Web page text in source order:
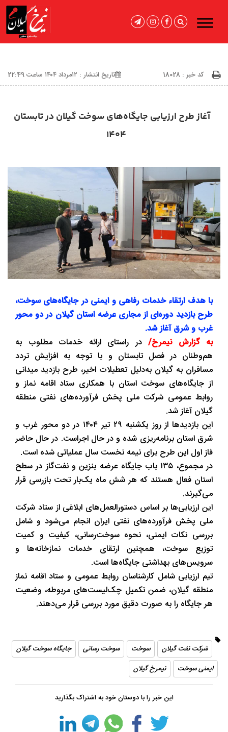
کد خبر : 18028 تاریخ انتشار : ۱۲مرداد ۱۴۰۴ ساعت 22:49
آغاز طرح ارزیابی جایگاه‌های سوخت گیلان در تابستان
۱۴۰۴
با هدف ارتقاء خدمات رفاهی و ایمنی در جایگاه‌های سوخت،
طرح بازدید دوره‌ای از مجاری عرضه استان گیلان در دو محور
غرب و شرق آغاز شد.
به گزارش نیمرخ/ در راستای ارائه خدمات مطلوب به
هم‌وطنان در فصل تابستان و با توجه به افزایش تردد
مسافران به گیلان به‌دلیل تعطیلات اخیر، طرح بازدید میدانی
از جایگاه‌های سوخت استان با همکاری ستاد اقامه نماز و
روابط عمومی شرکت ملی پخش فرآورده‌های نفتی منطقه
گیلان آغاز شد.
این بازدیدها از روز یکشنبه ۲۹ تیر ۱۴۰۴ در دو محور غرب و
شرق استان برنامه‌ریزی شده و در حال اجراست. در حال حاضر
فاز اول این طرح برای نیمه نخست سال عملیاتی شده است.
در مجموع، ۱۳۵ باب جایگاه عرضه بنزین و نفت‌گاز در سطح
استان فعال هستند که هر شش ماه یک‌بار تحت بازرسی قرار
می‌گیرند.
این ارزیابی‌ها بر اساس دستورالعمل‌های ابلاغی از ستاد شرکت
ملی پخش فرآورده‌های نفتی ایران انجام می‌شود و شامل
بررسی نکات ایمنی، نحوه سوخت‌رسانی، کیفیت و کمیت
توزیع سوخت، همچنین ارتقای خدمات نمازخانه‌ها و
سرویس‌های بهداشتی جایگاه‌ها است.
تیم ارزیابی شامل کارشناسان روابط عمومی و ستاد اقامه نماز
منطقه گیلان، ضمن تکمیل چک‌لیست‌های مربوطه، وضعیت
هر جایگاه را به‌ صورت دقیق مورد بررسی قرار می‌دهند.
شرکت نفت گیلان سوخت سوخت رسانی
جایگاه‌ سوخت گیلان
ایمنی سوخت
نیمرخ گیلان
این خبر را با دوستان خود به اشتراک بگذارید